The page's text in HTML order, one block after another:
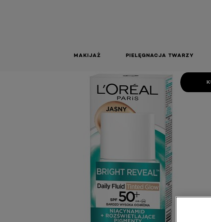
MAKIJAŻ PIELĘGNACJA TWARZY
TINTED